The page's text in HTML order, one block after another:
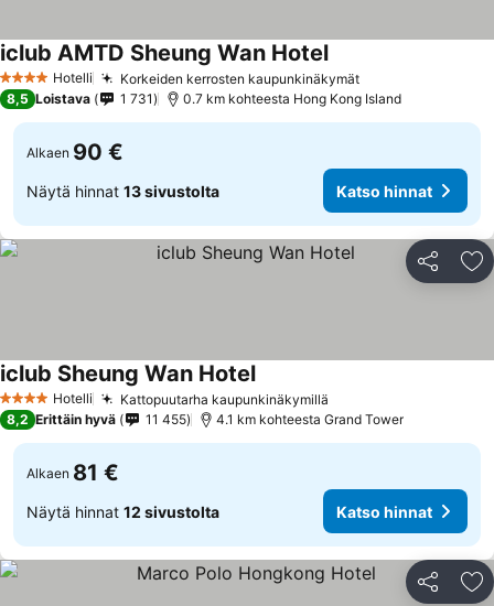
4 Tähtiluokitus
Hotelli Korkeiden kerrosten kaupunkinäkymät
iclub AMTD Sheung Wan Hotel
8,5 Loistava 1 731 0.7 km kohteesta Hong Kong Island
Alkaen 90 €
Näytä hinnat 13 sivustolta Katso hinnat
Jaa
4 Tähtiluokitus
Hotelli Kattopuutarha kaupunkinäkymillä
iclub Sheung Wan Hotel
8,2 Erittäin hyvä 11 455 4.1 km kohteesta Grand Tower
Alkaen 81 €
Näytä hinnat 12 sivustolta Katso hinnat
Jaa